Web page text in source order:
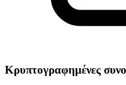
Κρυπτογραφημένες